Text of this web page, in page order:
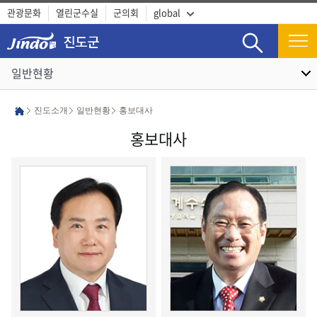
검색
관광문화 열린군수실 군의회 global
일반현황
진도소개 일반현황 홍보대사
홍보대사